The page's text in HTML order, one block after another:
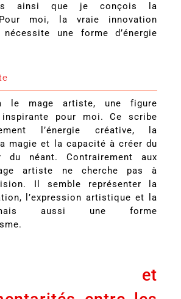
ainsi que je conçois la
moi, la vraie innovation
nécessite une forme d’énergie
mage artiste, une figure
pour moi. Ce scribe
l’énergie créative, la
magie et la capacité à créer du
du néant. Contrairement aux
artiste ne cherche pas à
Il semble représenter la
l’expression artistique et la
aussi une forme
et